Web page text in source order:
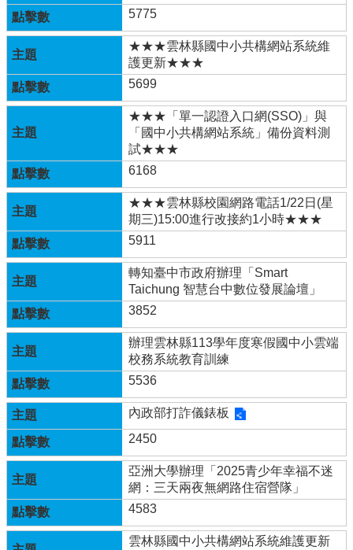
量
管
制
辦
法
115
年
度
生
入
學
程
美
術
班
招
生
成
果
展
東
明
自
教
育
及
5775
★★★雲林縣國中小共構網站系統維
護更新★★★
5699
★★★「單一認證入口網(SSO)」與
「國中小共構網站系統」備份資料測
試★★★
6168
★★★雲林縣校園網路電話1/22日(星
期三)15:00進行改接約1小時★★★
5911
轉知臺中市政府辦理「Smart
Taichung 智慧台中數位發展論壇」
3852
辦理雲林縣113學年度寒假國中小雲端
校務系統教育訓練
5536
內政部打詐儀錶板
2450
亞洲大學辦理「2025青少年幸福不迷
網：三天兩夜無網路住宿營隊」
4583
雲林縣國中小共構網站系統維護更新